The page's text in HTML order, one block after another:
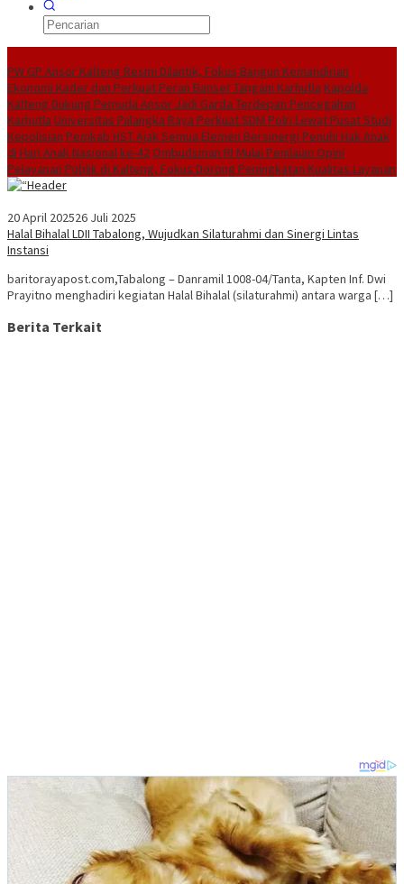
PW GP Ansor Kalteng Resmi Dilantik, Fokus Bangun Kemandirian
Ekonomi Kader dan Perkuat Peran Banser Tangani Karhutla Kapolda
Kalteng Dukung Pemuda Ansor Jadi Garda Terdepan Pencegahan
Karhutla Universitas Palangka Raya Perkuat SDM Polri Lewat Pusat Studi
Kepolisian Pemkab HST Ajak Semua Elemen Bersinergi Penuhi Hak Anak
di Hari Anak Nasional ke-42 Ombudsman RI Mulai Penilaian Opini
Pelayanan Publik di Kalteng, Fokus Dorong Peningkatan Kualitas Layanan
20 April 202526 Juli 2025
Halal Bihalal LDII Tabalong, Wujudkan Silaturahmi dan Sinergi Lintas
Instansi
baritorayapost.com,Tabalong – Danramil 1008-04/Tanta, Kapten Inf. Dwi
Prayitno menghadiri kegiatan Halal Bihalal (silaturahmi) antara warga […]
Berita Terkait